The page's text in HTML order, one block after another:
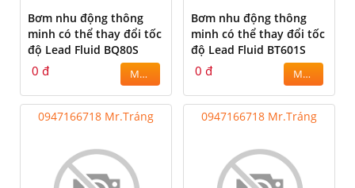
Bơm nhu động thông
minh có thể thay đổi tốc
độ Lead Fluid BQ80S
0 đ MUA
Bơm nhu động thông
minh có thể thay đổi tốc
độ Lead Fluid BT601S
0 đ MUA
0947166718 Mr.Tráng 0947166718 Mr.Tráng